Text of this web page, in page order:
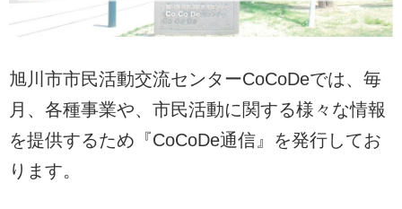
旭川市市民活動交流センターCoCoDeでは、毎
月、各種事業や、市民活動に関する様々な情報
を提供するため『CoCoDe通信』を発行してお
ります。